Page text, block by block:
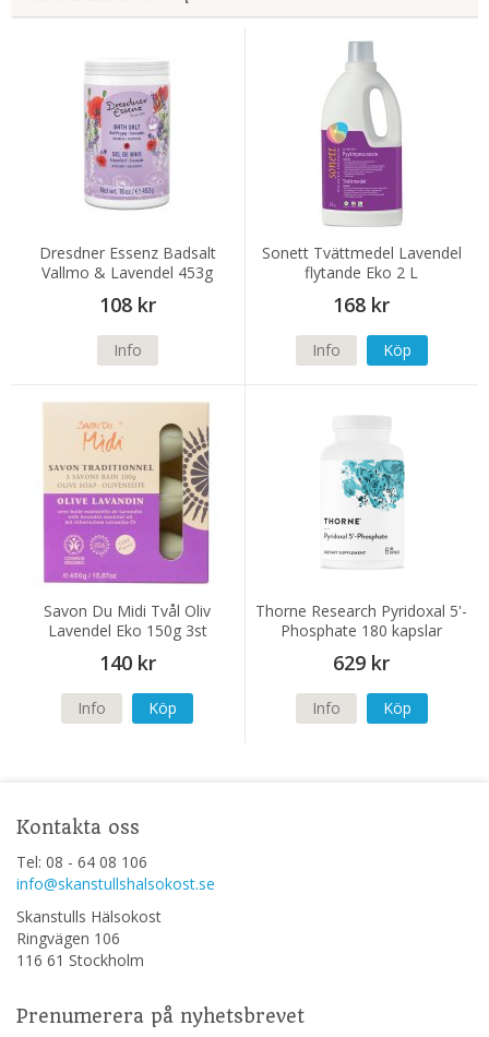
Dresdner Essenz Badsalt
Vallmo & Lavendel 453g
108 kr
Info
Sonett Tvättmedel Lavendel
flytande Eko 2 L
168 kr
Info Köp
Savon Du Midi Tvål Oliv
Lavendel Eko 150g 3st
140 kr
Info Köp
Thorne Research Pyridoxal 5'-
Phosphate 180 kapslar
629 kr
Info Köp
Kontakta oss
Tel: 08 - 64 08 106
info@skanstullshalsokost.se
Skanstulls Hälsokost
Ringvägen 106
116 61 Stockholm
Prenumerera på nyhetsbrevet